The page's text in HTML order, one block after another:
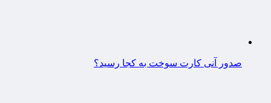
صدور آنی کارت سوخت به کجا رسید؟